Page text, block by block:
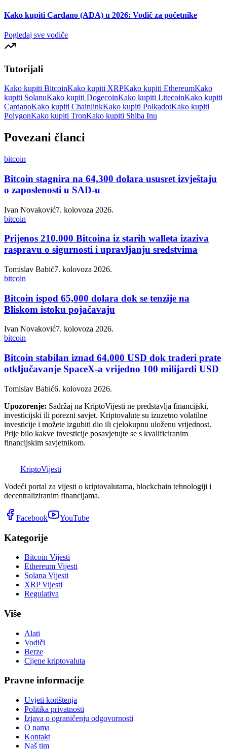
Kako kupiti Cardano (ADA) u 2026: Vodič za početnike
Pogledaj sve vodiče
Tutorijali
Kako kupiti BitcoinKako kupiti XRPKako kupiti EthereumKako
kupiti SolanuKako kupiti DogecoinKako kupiti LitecoinKako kupiti
CardanoKako kupiti ChainlinkKako kupiti PolkadotKako kupiti
PolygonKako kupiti TronKako kupiti Shiba Inu
Povezani članci
bitcoin
Bitcoin stagnira na 64,300 dolara ususret izvještaju
o zaposlenosti u SAD-u
Ivan Novaković7. kolovoza 2026.
bitcoin
Prijenos 210.000 Bitcoina iz starih walleta izaziva
raspravu o sigurnosti i upravljanju sredstvima
Tomislav Babić7. kolovoza 2026.
bitcoin
Bitcoin ispod 65,000 dolara dok se tenzije na
Bliskom istoku pojačavaju
Ivan Novaković7. kolovoza 2026.
bitcoin
Bitcoin stabilan iznad 64.000 USD dok traderi prate
otključavanje SpaceX-a vrijedno 100 milijardi USD
Tomislav Babić6. kolovoza 2026.
Upozorenje: Sadržaj na KriptoVijesti ne predstavlja financijski,
investicijski ili porezni savjet. Kriptovalute su izuzetno volatilne
investicije i možete izgubiti dio ili cjelokupnu uloženu vrijednost.
Prije bilo kakve investicije posavjetujte se s kvalificiranim
financijskim savjetnikom.
KriptoVijesti
Vodeći portal za vijesti o kriptovalutama, blockchain tehnologiji i
decentraliziranim financijama.
Facebook YouTube
Kategorije
Bitcoin Vijesti
Ethereum Vijesti
Solana Vijesti
XRP Vijesti
Regulativa
Više
Alati
Vodiči
Berze
Cijene kriptovaluta
Pravne informacije
Uvjeti korištenja
Politika privatnosti
Izjava o ograničenju odgovornosti
O nama
Kontakt
Naš tim